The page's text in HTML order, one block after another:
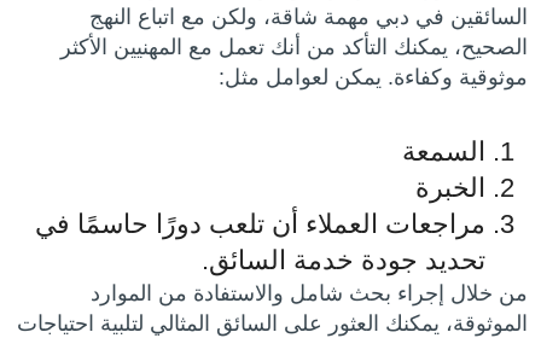
السائقين في دبي مهمة شاقة، ولكن مع اتباع النهج
الصحيح، يمكنك التأكد من أنك تعمل مع المهنيين الأكثر
موثوقية وكفاءة. يمكن لعوامل مثل:
السمعة
الخبرة
مراجعات العملاء أن تلعب دورًا حاسمًا في
تحديد جودة خدمة السائق.
من خلال إجراء بحث شامل والاستفادة من الموارد
الموثوقة، يمكنك العثور على السائق المثالي لتلبية احتياجات